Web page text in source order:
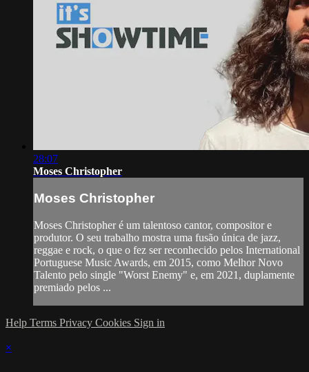
28:07
Moses Christopher
Moses Christopher
Moses Christopher é um talentoso cantor, compositor e
produtor. O seu trabalho mostra uma fusão única de jazz,
reggae e rock, o que o fez ser reconhecido pelos International
Portuguese Music Awards, em 2015, como Melhor Novo
Talento pelo single "Worst Enemy" e, em 2021, duplamente
premiado pelos ...
Help Terms Privacy Cookies Sign in
×